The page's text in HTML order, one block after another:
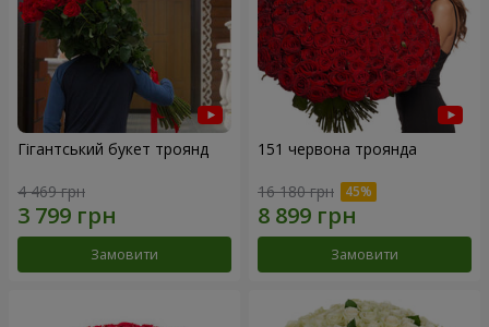
Гігантський букет троянд
4 469 грн
Замовити
151 червона троянда
16 180 грн
Замовити